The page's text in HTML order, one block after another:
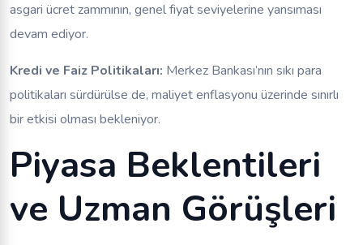
asgari ücret zammının, genel fiyat seviyelerine yansıması
devam ediyor.
Kredi ve Faiz Politikaları: Merkez Bankası’nın sıkı para
politikaları sürdürülse de, maliyet enflasyonu üzerinde sınırlı
bir etkisi olması bekleniyor.
Piyasa Beklentileri
ve Uzman Görüşleri